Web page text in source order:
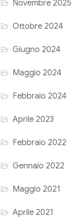
Novembre 2025
Ottobre 2024
Giugno 2024
Maggio 2024
Febbraio 2024
Aprile 2023
Febbraio 2022
Gennaio 2022
Maggio 2021
Aprile 2021